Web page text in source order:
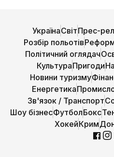
УкраїнаСвітПрес-
Розбір польотів
Політичний оглядач
КультураПригоди
Новини туризму
Енергетика
Зв'язок / Транспорт
Шоу бізнесФутболБокс
ХокейКрим